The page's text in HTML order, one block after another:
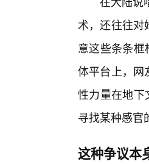
术，还往往对
意这些条条框
体平台上，网
性力量在地下
寻找某种感官
这种争议本